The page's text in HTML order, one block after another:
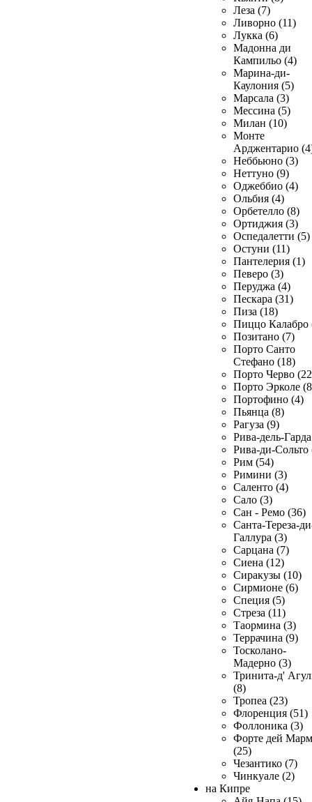
Леза (7)
Ливорно (11)
Лукка (6)
Мадонна ди
Кампильо (4)
Марина-ди-
Каулония (5)
Марсала (3)
Мессина (5)
Милан (10)
Монте
Арджентарио
Неббьюно (3)
Неттуно (9)
Оджеббио (4)
Ольбия (4)
Орбетелло (8)
Ортиджия (3)
Оспедалетти (5)
Остуни (11)
Пантелерия (1)
Певеро (3)
Перуджа (4)
Пескара (31)
Пиза (18)
Пиццо Калабро
Позитано (7)
Порто Санто
Стефано (18)
Порто Черво
Порто Эрколе
Портофино (4)
Пьянца (8)
Рагуза (9)
Рива-дель-
Рива-ди-Сольто
Рим (54)
Римини (3)
Саленто (4)
Сало (3)
Сан - Ремо (36)
Санта-Тереза-
Галлура (3)
Сарцана (7)
Сиена (12)
Сиракузы (10)
Сирмионе (6)
Специя (5)
Стреза (11)
Таормина (3)
Террачина (9)
Тосколано-
Мадерно (3)
Тринита-д'
(8)
Тропеа (23)
Флоренция (51)
Фоллоника (3)
Форте дей
(25)
Чезантико (7)
Чинкуале (2)
на Кипре